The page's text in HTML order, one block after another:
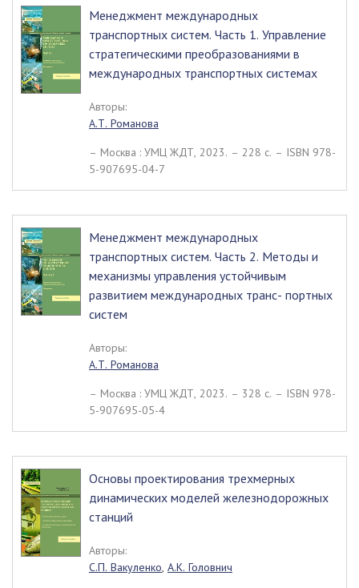
Менеджмент международных
транспортных систем. Часть 1. Управление
стратегическими преобразованиями в
международных транспортных системах
Авторы:
А.Т. Романова
– Москва : УМЦ ЖДТ, 2023. – 228 c. – ISBN 978-
5-907695-04-7
Менеджмент международных
транспортных систем. Часть 2. Методы и
механизмы управления устойчивым
развитием международных транс- портных
систем
Авторы:
А.Т. Романова
– Москва : УМЦ ЖДТ, 2023. – 328 c. – ISBN 978-
5-907695-05-4
Основы проектирования трехмерных
динамических моделей железнодорожных
станций
Авторы:
С.П. Вакуленко, А.К. Головнич